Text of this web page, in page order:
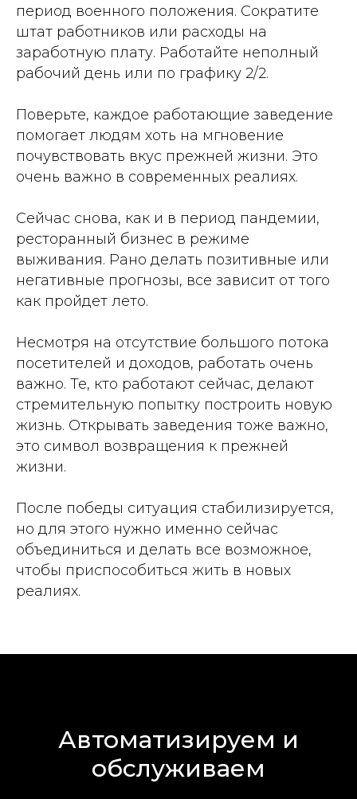
период военного положения. Сократите
штат работников или расходы на
заработную плату. Работайте неполный
рабочий день или по графику 2/2.
Поверьте, каждое работающие заведение
помогает людям хоть на мгновение
почувствовать вкус прежней жизни. Это
очень важно в современных реалиях.
Сейчас снова, как и в период пандемии,
ресторанный бизнес в режиме
выживания. Рано делать позитивные или
негативные прогнозы, все зависит от того
как пройдет лето.
Несмотря на отсутствие большого потока
посетителей и доходов, работать очень
важно. Те, кто работают сейчас, делают
стремительную попытку построить новую
жизнь. Открывать заведения тоже важно,
это символ возвращения к прежней
жизни.
После победы ситуация стабилизируется,
но для этого нужно именно сейчас
объединиться и делать все возможное,
чтобы приспособиться жить в новых
реалиях.
Автоматизируем и
обслуживаем